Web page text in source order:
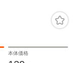
本体価格